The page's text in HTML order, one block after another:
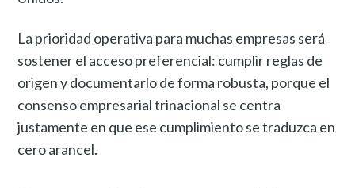
La prioridad operativa para muchas empresas será
sostener el acceso preferencial: cumplir reglas de
origen y documentarlo de forma robusta, porque el
consenso empresarial trinacional se centra
justamente en que ese cumplimiento se traduzca en
cero arancel.